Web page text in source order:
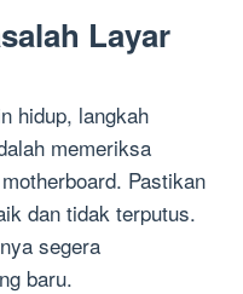
Layar
hidup, langkah
memeriksa
Pastikan
dan tidak terputus.
segera
baru.